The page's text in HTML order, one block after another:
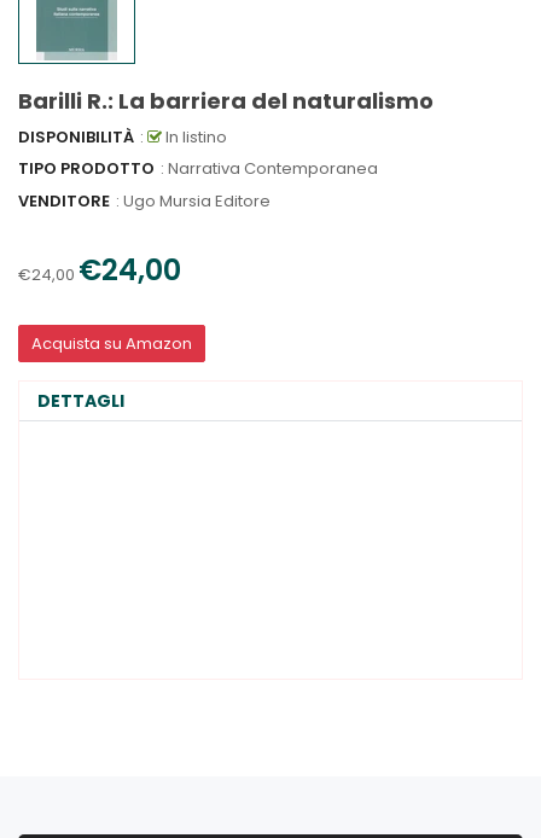
Barilli R.: La barriera del naturalismo
DISPONIBILITÀ :
In listino
TIPO PRODOTTO : Narrativa Contemporanea
VENDITORE : Ugo Mursia Editore
€24,00 €24,00
Acquista su Amazon
DETTAGLI